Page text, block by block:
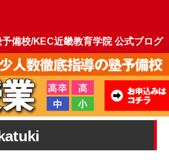
予備校/KEC近畿教育学院 公式ブログ